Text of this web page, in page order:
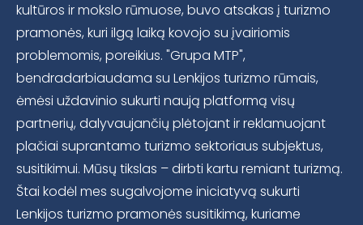
kultūros ir mokslo rūmuose, buvo atsakas į turizmo
pramonės, kuri ilgą laiką kovojo su įvairiomis
problemomis, poreikius. "Grupa MTP",
bendradarbiaudama su Lenkijos turizmo rūmais,
ėmėsi uždavinio sukurti naują platformą visų
partnerių, dalyvaujančių plėtojant ir reklamuojant
plačiai suprantamo turizmo sektoriaus subjektus,
susitikimui. Mūsų tikslas – dirbti kartu remiant turizmą.
Štai kodėl mes sugalvojome iniciatyvą sukurti
Lenkijos turizmo pramonės susitikimą, kuriame